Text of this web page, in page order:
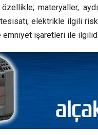
özellikle; materyaller,
elektrikle ilgili
emniyet işaretleri ile